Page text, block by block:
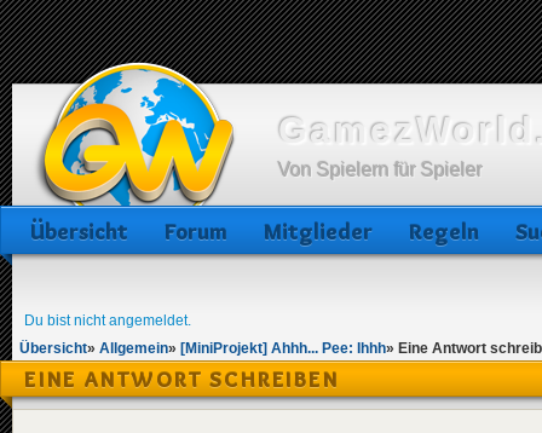
Von Spielern für Spieler
Übersicht Forum Mitglieder Regeln
Du bist nicht angemeldet.
Übersicht» Allgemein» [MiniProjekt] Ahhh... Pee: Ihhh» Eine Antwort
EINE ANTWORT SCHREIBEN